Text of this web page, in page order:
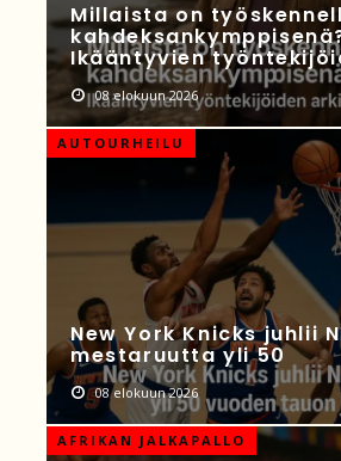
Millaista on
Ikääntyvien
08 elokuun 2026
AUTOURHEILU
New York Knicks juhlii
mestaruutta yli 50
08 elokuun 2026
AFRIKAN JALKAPALLO